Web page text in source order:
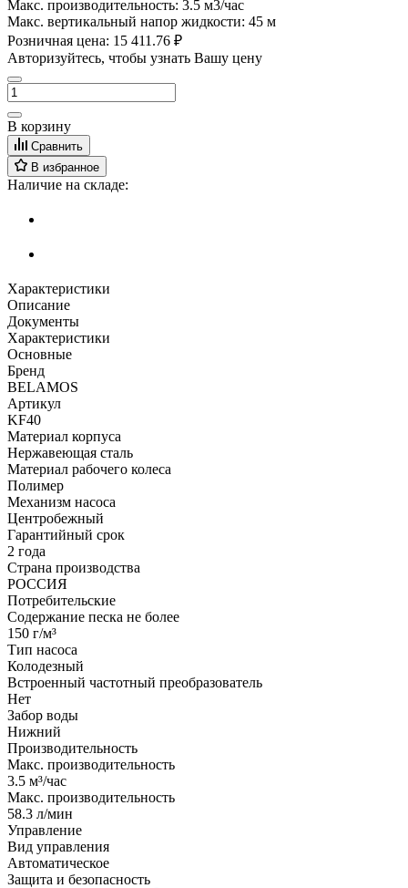
Макс. производительность: 3.5 м3/час
Макс. вертикальный напор жидкости: 45 м
Розничная цена: 15 411.76 ₽
Авторизуйтесь, чтобы узнать Вашу цену
В корзину
Сравнить
В избранное
Наличие на складе:
Характеристики
Описание
Документы
Характеристики
Основные
Бренд
BELAMOS
Артикул
KF40
Материал корпуса
Нержавеющая сталь
Материал рабочего колеса
Полимер
Механизм насоса
Центробежный
Гарантийный срок
2 года
Страна производства
РОССИЯ
Потребительские
Содержание песка не более
150 г/м³
Тип насоса
Колодезный
Встроенный частотный преобразователь
Нет
Забор воды
Нижний
Производительность
Макс. производительность
3.5 м³/час
Макс. производительность
58.3 л/мин
Управление
Вид управления
Автоматическое
Защита и безопасность